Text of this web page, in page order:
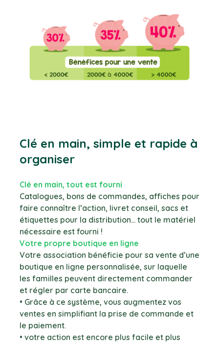
Clé en main, simple et rapide à
organiser
Clé en main, tout est fourni
Catalogues, bons de commandes, affiches pour
faire connaître l’action, livret conseil, sacs et
étiquettes pour la distribution… tout le matériel
nécessaire est fourni !
Votre propre boutique en ligne
Votre association bénéficie pour sa vente d’une
boutique en ligne personnalisée, sur laquelle
les familles peuvent directement commander
et régler par carte bancaire.
• Grâce à ce système, vous augmentez vos
ventes en simplifiant la prise de commande et
le paiement.
• votre action est encore plus facile et plus